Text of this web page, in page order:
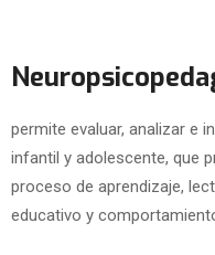
permite evaluar, analizar e
infantil y adolescente, que
proceso de aprendizaje,
educativo y